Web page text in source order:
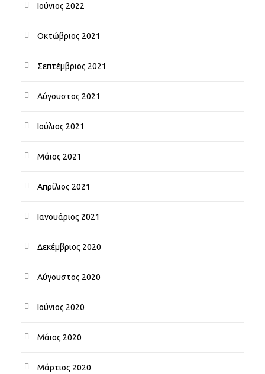
Ιούνιος 2022
Οκτώβριος 2021
Σεπτέμβριος 2021
Αύγουστος 2021
Ιούλιος 2021
Μάιος 2021
Απρίλιος 2021
Ιανουάριος 2021
Δεκέμβριος 2020
Αύγουστος 2020
Ιούνιος 2020
Μάιος 2020
Μάρτιος 2020